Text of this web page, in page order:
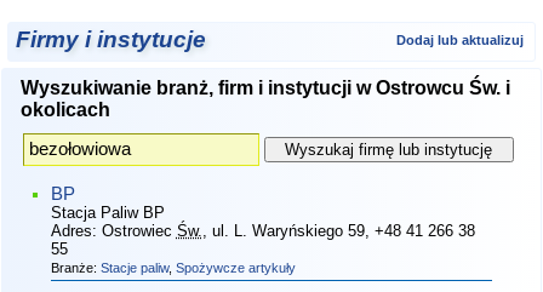
Firmy i instytucje Dodaj lub aktualizuj
Wyszukiwanie branż, firm i instytucji w Ostrowcu Św. i
okolicach
BP
Stacja Paliw BP
Adres: Ostrowiec Św. , ul. L. Waryńskiego 59, +48 41 266 38
55
Branże: Stacje paliw, Spożywcze artykuły